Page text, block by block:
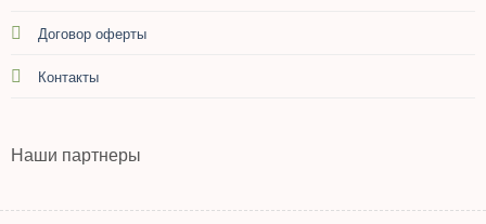
Договор оферты
Контакты
Наши партнеры